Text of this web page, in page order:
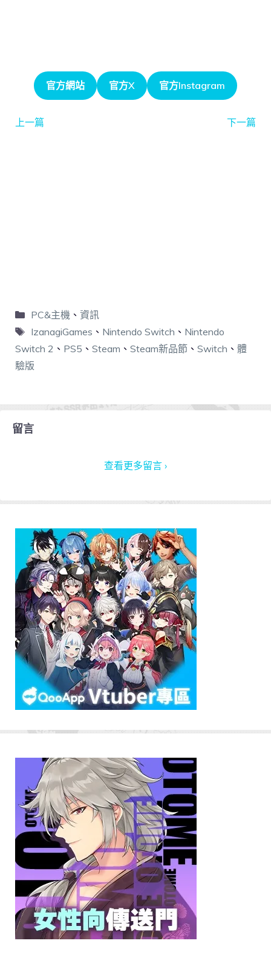
官方網站 官方X 官方Instagram
上一篇 下一篇
PC&主機 、 資訊
IzanagiGames 、 Nintendo Switch 、 Nintendo
Switch 2 、 PS5 、 Steam 、 Steam新品節 、 Switch 、 體
驗版
留言
查看更多留言 ›